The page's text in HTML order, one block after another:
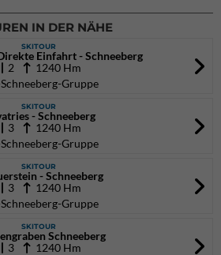
IN DER NÄHE
SKITOUR
Einfahrt - Schneeberg
2
1240 Hm
Gruppe
SKITOUR
- Schneeberg
3
1240 Hm
Gruppe
SKITOUR
- Schneeberg
3
1240 Hm
Gruppe
SKITOUR
Schneeberg
3
1240 Hm